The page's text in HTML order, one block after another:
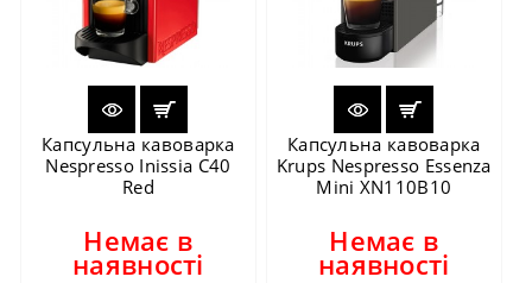
Капсульна кавоварка
Nespresso Inissia C40
Red
Немає в
наявності
Капсульна кавоварка
Krups Nespresso Essenza
Mini XN110B10
Немає в
наявності